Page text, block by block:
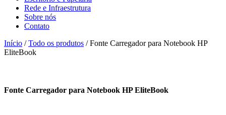
Rede e Infraestrutura
Sobre nós
Contato
Início /Todo os produtos / Fonte Carregador para Notebook HP
EliteBook
Fonte Carregador para Notebook HP EliteBook